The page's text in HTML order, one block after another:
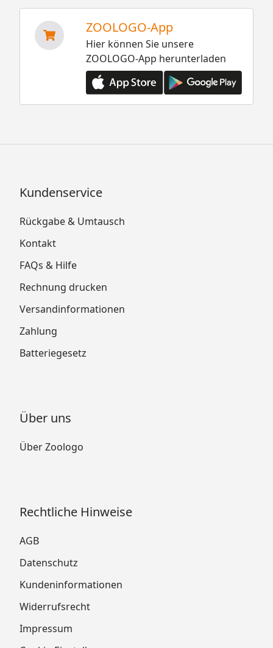
ZOOLOGO-App
Hier können Sie unsere
ZOOLOGO-App herunterladen
Kundenservice
Rückgabe & Umtausch
Kontakt
FAQs & Hilfe
Rechnung drucken
Versandinformationen
Zahlung
Batteriegesetz
Über uns
Über Zoologo
Rechtliche Hinweise
AGB
Datenschutz
Kundeninformationen
Widerrufsrecht
Impressum